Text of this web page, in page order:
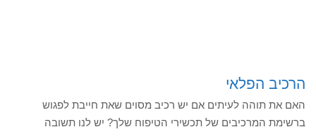
הרכיב הפלאי
האם את תוהה לעיתים אם יש רכיב מסוים שאת חייבת לפגוש
ברשימת המרכיבים של תכשירי הטיפוח שלך? יש לנו תשובה